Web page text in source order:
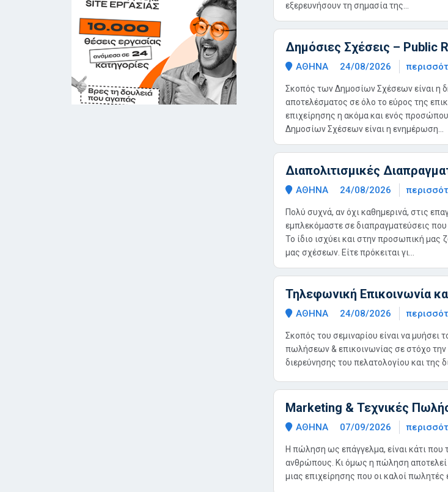
εξερευνήσουν τη σημασία της...
Δημόσιες Σχέσεις – Public
ΑΘΗΝΑ 24/08/2026
Σκοπός των Δημοσίων Σχέσεων είναι η
αποτελέσματος σε όλο το εύρος της
επιχείρησης η ακόμα και ενός
Δημοσίων Σχέσεων είναι η ενημέρωση...
Διαπολιτισμικές
ΑΘΗΝΑ 24/08/2026
Πολύ συχνά, αν όχι καθημερινά, στις
εμπλεκόμαστε σε διαπραγματεύσεις
Το ίδιο ισχύει και στην προσωπική μας
μας σχέσεων. Είτε πρόκειται γι...
Τηλεφωνική Επικοινωνία
ΑΘΗΝΑ 24/08/2026
Σκοπός του σεμιναρίου είναι να μυήσει
πωλήσεων & επικοινωνίας σε στόχο
διερεύνησης του πελατολογίου και της
Marketing & Τεχνικές
ΑΘΗΝΑ 07/09/2026
Η πώληση ως επάγγελμα, είναι κάτι που
ανθρώπους. Κι όμως η πώληση αποτελεί
μιας επιχείρησης που οι καλοί πωλητές